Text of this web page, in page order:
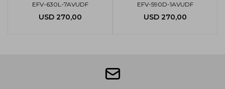
EFV-630L-7AVUDF
USD 270,00
EFV-590D-1AVUDF
USD 270,00